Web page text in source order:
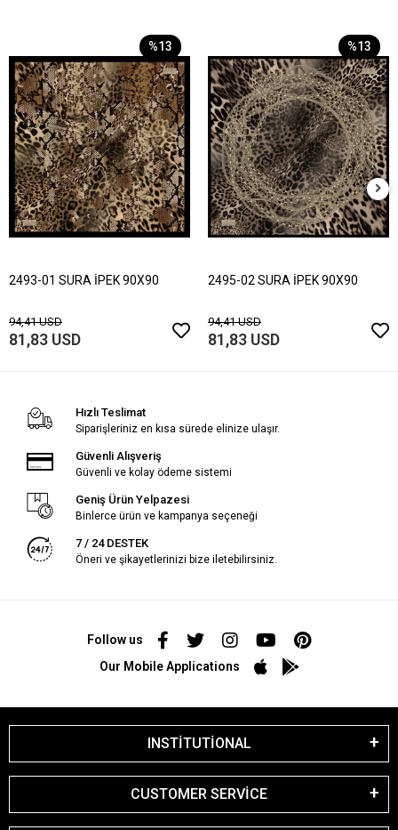
%13
2493-01 SURA İPEK 90X90
94,41 USD
81,83 USD
%13
2495-02 SURA İPEK 90X90
94,41 USD
81,83 USD
Hızlı Teslimat
Siparişleriniz en kısa sürede elinize ulaşır.
Güvenli Alışveriş
Güvenli ve kolay ödeme sistemi
Geniş Ürün Yelpazesi
Binlerce ürün ve kampanya seçeneği
7 / 24 DESTEK
Öneri ve şikayetlerinizi bize iletebilirsiniz.
Follow us
Our Mobile Applications
INSTİTUTİONAL
CUSTOMER SERVİCE